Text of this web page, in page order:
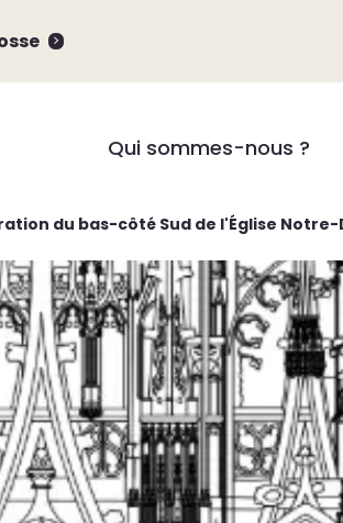
Qui sommes-nous ?
du bas-côté Sud de l'Église Notre-